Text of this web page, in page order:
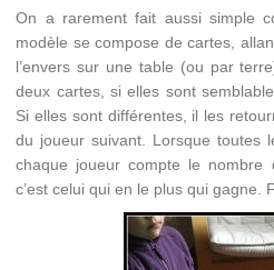
On a rarement fait aussi simple
modèle se compose de cartes,
l’envers sur une table (ou par
deux cartes, si elles sont
Si elles sont différentes, il les
du joueur suivant. Lorsque toutes
chaque joueur compte le nombre
c’est celui qui en le plus qui gagne.